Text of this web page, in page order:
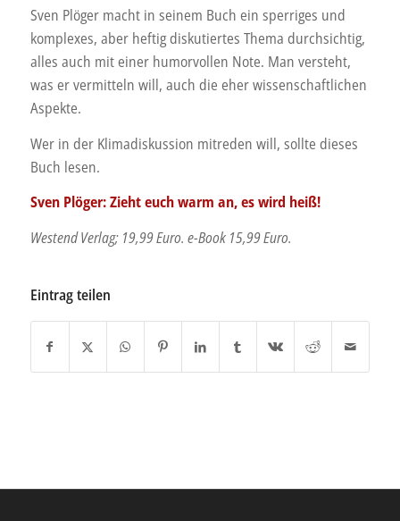
Sven Plöger macht in seinem Buch ein sperriges und
komplexes, aber heftig diskutiertes Thema durchsichtig,
alles auch mit einer humorvollen Note. Man versteht,
was er vermitteln will, auch die eher wissenschaftlichen
Aspekte.
Wer in der Klimadiskussion mitreden will, sollte dieses
Buch lesen.
Sven Plöger: Zieht euch warm an, es wird heiß!
Westend Verlag; 19,99 Euro. e-Book 15,99 Euro.
Eintrag teilen